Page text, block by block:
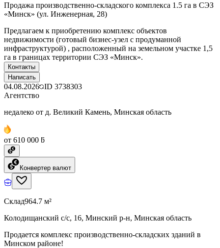
Продажа производственно-складского комплекса 1.5 га в СЭЗ
«Минск» (ул. Инженерная, 28)
Предлагаем к приобретению комплекс объектов
недвижимости (готовый бизнес-узел с продуманной
инфраструктурой) , расположенный на земельном участке 1,5
га в границах территории СЭЗ «Минск».
Контакты
Написать
04.08.2026 ID 3738303
Агентство
недалеко от д. Великий Камень, Минская область
от 610 000 ƃ
Конвертер валют
Склад964.7 м²
Колодищанский с/с, 16, Минский р-н, Минская область
Продается комплекс производственно-складских зданий в
Минском районе!